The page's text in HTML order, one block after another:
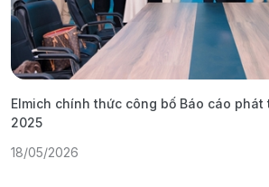
Elmich chính thức công bố Báo cáo phát
2025
18/05/2026